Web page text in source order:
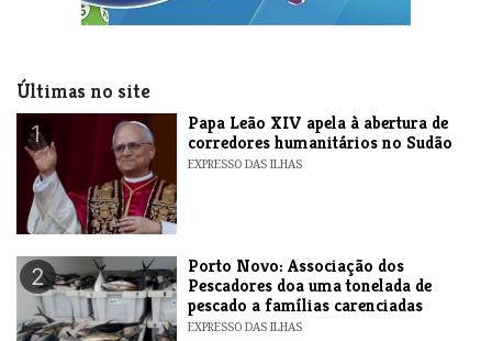
Últimas no site
1
​Papa Leão XIV apela à abertura de
corredores humanitários no Sudão
EXPRESSO DAS ILHAS
2
​Porto Novo: Associação dos
Pescadores doa uma tonelada de
pescado a famílias carenciadas
EXPRESSO DAS ILHAS